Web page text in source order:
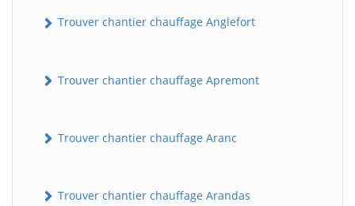
Trouver chantier chauffage Anglefort
Trouver chantier chauffage Apremont
Trouver chantier chauffage Aranc
Trouver chantier chauffage Arandas